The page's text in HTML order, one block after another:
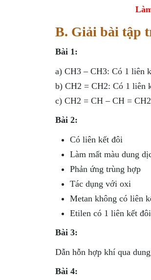
B. Giải bài tập
Bài 1:
a) CH3 – CH3: Có 1 liên
b) CH2 = CH2: Có 1 liên
c) CH2 = CH – CH =
Bài 2:
Có liên kết đôi
Làm mất màu dung
Phản ứng trùng hợp
Tác dụng với oxi
Metan không có liên
Etilen có 1 liên kết
Bài 3:
Dẫn hỗn hợp khí qua
Bài 4: